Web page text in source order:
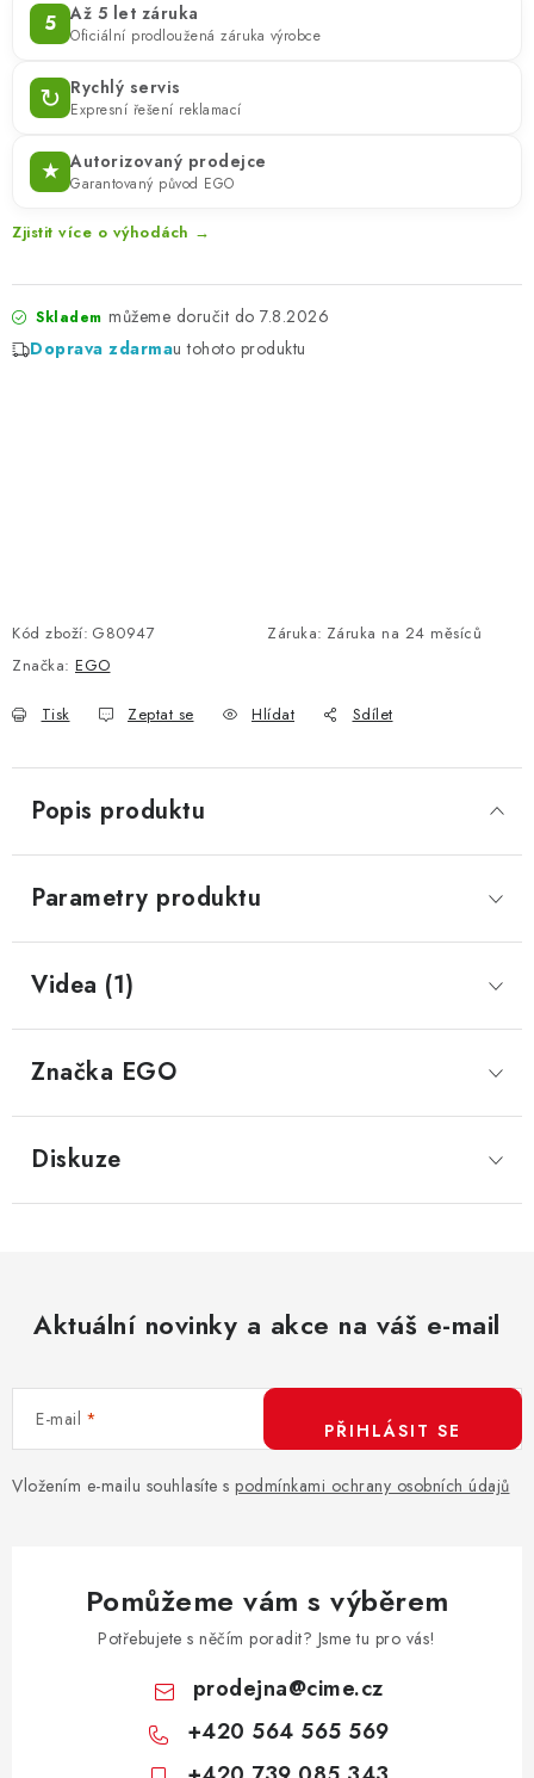
5 Až 5 let záruka
Oficiální prodloužená záruka výrobce
↻ Rychlý servis
Expresní řešení reklamací
★ Autorizovaný prodejce
Garantovaný původ EGO
Zjistit více o výhodách →
Skladem
7.8.2026
Doprava zdarmau tohoto produktu
Kód zboží: G80947 Záruka: Záruka na 24 měsíců
Značka: EGO
Tisk Zeptat se Hlídat Sdílet
Popis produktu
Parametry produktu
Videa (1)
Značka EGO
Diskuze
Aktuální novinky a akce na váš e-mail
E-mail
Vložením e-mailu souhlasíte s podmínkami ochrany osobních údajů
PŘIHLÁSIT SE
Pomůžeme vám s výběrem
Potřebujete s něčím poradit? Jsme tu pro vás!
prodejna@cime.cz
+420 564 565 569